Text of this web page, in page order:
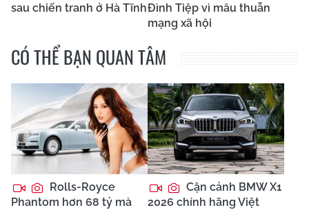
sau chiến tranh ở Hà TĩnhĐình Tiệp vì mâu thuẫn
mạng xã hội
CÓ THỂ BẠN QUAN TÂM
Rolls-Royce
Phantom hơn 68 tỷ mà
Cận cảnh BMW X1
2026 chính hãng Việt